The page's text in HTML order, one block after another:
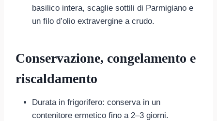
basilico intera, scaglie sottili di Parmigiano e
un filo d’olio extravergine a crudo.
Conservazione, congelamento e
riscaldamento
Durata in frigorifero: conserva in un
contenitore ermetico fino a 2–3 giorni.